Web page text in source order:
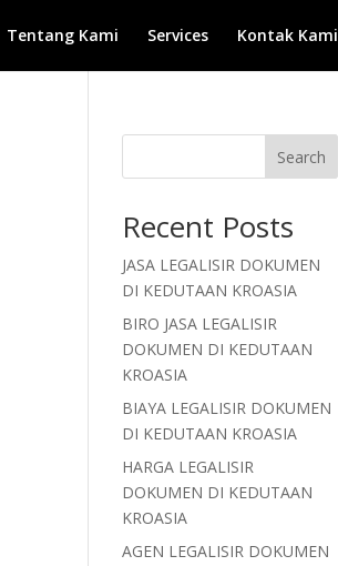
Tentang Kami Services Kontak Kami
Search
Recent Posts
JASA LEGALISIR DOKUMEN
DI KEDUTAAN KROASIA
BIRO JASA LEGALISIR
DOKUMEN DI KEDUTAAN
KROASIA
BIAYA LEGALISIR DOKUMEN
DI KEDUTAAN KROASIA
HARGA LEGALISIR
DOKUMEN DI KEDUTAAN
KROASIA
AGEN LEGALISIR DOKUMEN